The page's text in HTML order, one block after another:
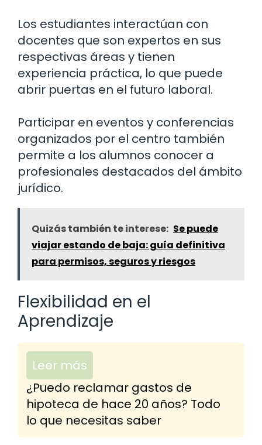
Los estudiantes interactúan con
docentes que son expertos en sus
respectivas áreas y tienen
experiencia práctica, lo que puede
abrir puertas en el futuro laboral.
Participar en eventos y conferencias
organizados por el centro también
permite a los alumnos conocer a
profesionales destacados del ámbito
jurídico.
Quizás también te interese: Se puede
viajar estando de baja: guía definitiva
para permisos, seguros y riesgos
Flexibilidad en el
Aprendizaje
Leer más
¿Puedo reclamar gastos de
hipoteca de hace 20 años? Todo
lo que necesitas saber